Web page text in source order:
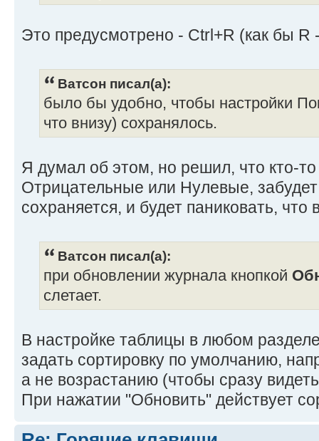
Это предусмотрено - Сtrl+R (как бы R
Ватсон писал(а):
было бы удобно, чтобы настройки
что внизу) сохранялось.
Я думал об этом, но решил, что кто-
Отрицательные или Нулевые,
сохраняется, и будет паниковать, что
Ватсон писал(а):
при обновлении журнала кнопкой
слетает.
В настройке таблицы в любом
задать сортировку по умолчанию,
а не возрастанию (чтобы сразу
При нажатии "Обновить" действует